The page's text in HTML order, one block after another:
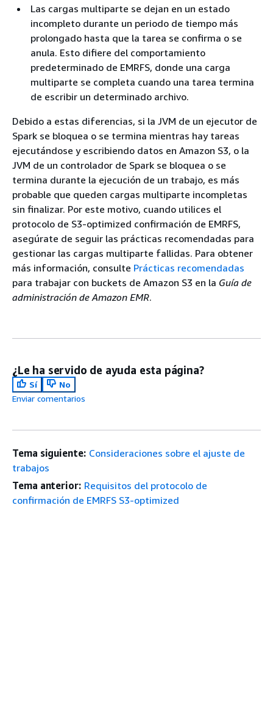
Las cargas multiparte se dejan en un estado
incompleto durante un periodo de tiempo más
prolongado hasta que la tarea se confirma o se
anula. Esto difiere del comportamiento
predeterminado de EMRFS, donde una carga
multiparte se completa cuando una tarea termina
de escribir un determinado archivo.
Debido a estas diferencias, si la JVM de un ejecutor de
Spark se bloquea o se termina mientras hay tareas
ejecutándose y escribiendo datos en Amazon S3, o la
JVM de un controlador de Spark se bloquea o se
termina durante la ejecución de un trabajo, es más
probable que queden cargas multiparte incompletas
sin finalizar. Por este motivo, cuando utilices el
protocolo de S3-optimized confirmación de EMRFS,
asegúrate de seguir las prácticas recomendadas para
gestionar las cargas multiparte fallidas. Para obtener
más información, consulte Prácticas recomendadas
para trabajar con buckets de Amazon S3 en la Guía de
administración de Amazon EMR.
¿Le ha servido de ayuda esta página?
Sí
No
Enviar comentarios
Tema siguiente: Consideraciones sobre el ajuste de
trabajos
Tema anterior: Requisitos del protocolo de
confirmación de EMRFS S3-optimized